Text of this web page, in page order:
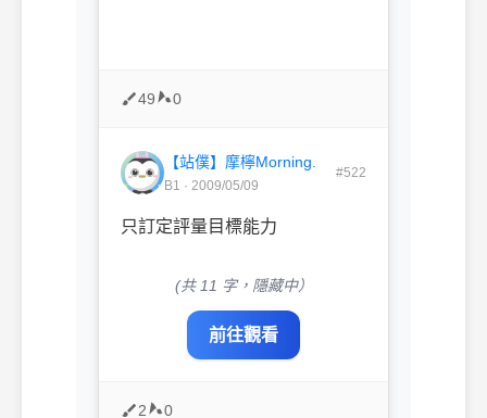
49 0
【站僕】摩檸Morning.
B1 · 2009/05/09
#522
只訂定評量目標能力
(共 11 字，隱藏中）
前往觀看
2 0